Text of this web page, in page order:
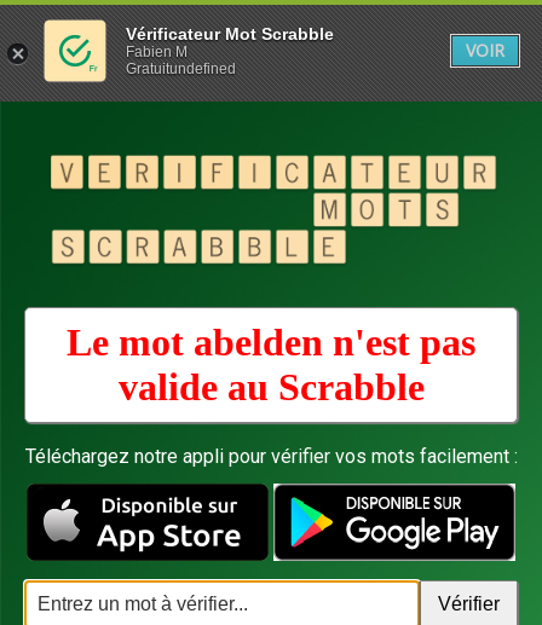
Le mot abelden n'est pas
valide au Scrabble
Téléchargez notre appli pour vérifier vos mots facilement :
Vérificateur Mot Scrabble
Fabien M
Gratuitundefined
VOIR